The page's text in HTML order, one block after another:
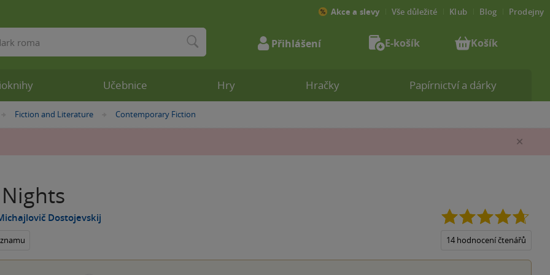
»Fiction and Literature »
Contemporary Fiction
Dostojevskij
14 hodnocení čtenářů
Učebnice Hry Hračky Papírnictví a dárky
Akce a slevy Vše důležité Klub Blog Prodejny
Přihlášení E-košík Košík